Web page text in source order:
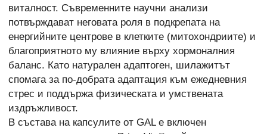
виталност. Съвременните научни анализи
потвърждават неговата роля в подкрепата на
енергийните центрове в клетките (митохондриите) и
благоприятното му влияние върху хормоналния
баланс. Като натурален адаптоген, шилажитът
спомага за по-добрата адаптация към ежедневния
стрес и поддържа физическата и умствената
издръжливост.
В състава на капсулите от GAL е включен